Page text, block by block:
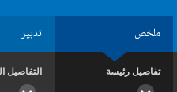
ملخص تدبير
تفاصيل رئيسة التفاصيل